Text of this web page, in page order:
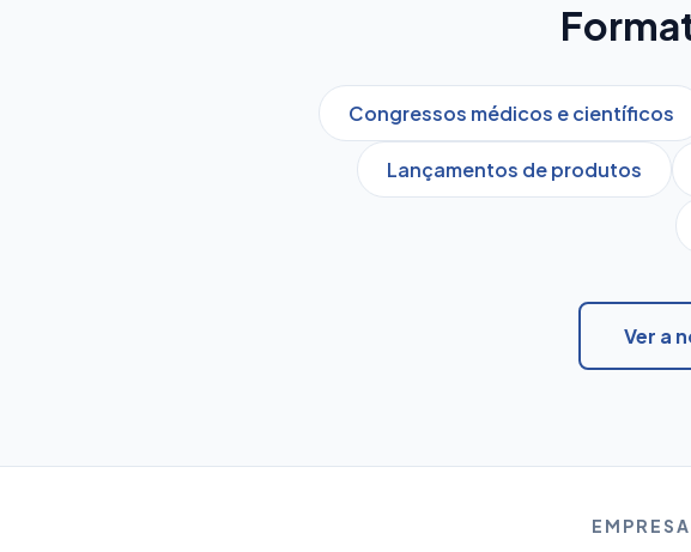
Congressos médicos e científicos
Lançamentos de produtos
Ver a